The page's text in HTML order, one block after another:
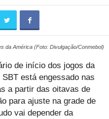
da América (Foto: Divulgação/Conmebol)
de início dos jogos da
está engessado nas
a partir das oitavas de
para ajuste na grade de
vai depender da